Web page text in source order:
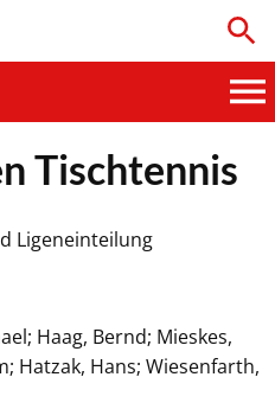
Tischtennis
Ligeneinteilung
Haag, Bernd; Mieskes,
Hatzak, Hans; Wiesenfarth,